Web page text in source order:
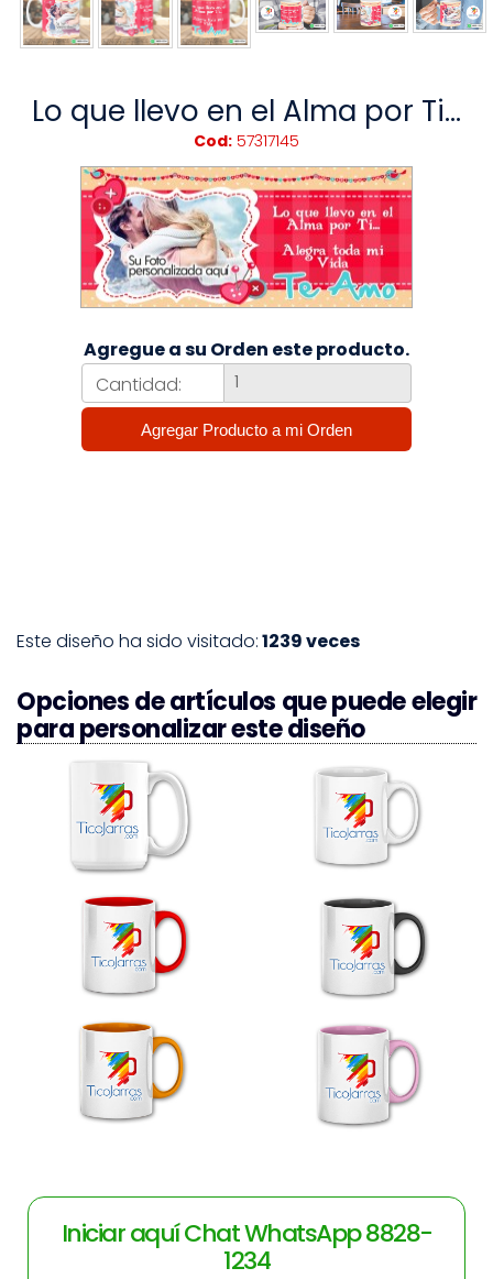
Lo que llevo en el Alma por Ti...
Cod: 57317145
Agregue a su Orden este producto.
Cantidad:
Este diseño ha sido visitado:1239 veces
Opciones de artículos que puede elegir
para personalizar este diseño
Iniciar aquí Chat WhatsApp 8828-
1234